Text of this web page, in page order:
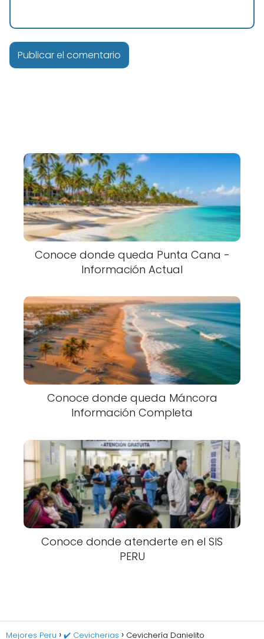
Conoce donde queda Punta Cana -
Información Actual
Conoce donde queda Máncora
Información Completa
Conoce donde atenderte en el SIS
PERU
Mejores Peru ✔️ Cevicherias Cevichería Danielito